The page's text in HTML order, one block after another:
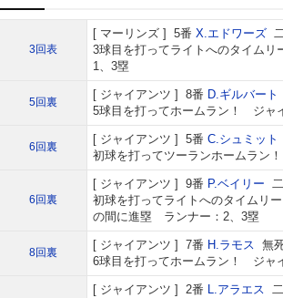
3回表
マーリンズ 5番 X.エドワーズ
3球目を打ってライトへのタイム
1、3塁
5回裏
ジャイアンツ 8番 D.ギルバート
5球目を打ってホームラン！ ジャ
6回裏
ジャイアンツ 5番 C.シュミット
初球を打ってツーランホームラン
6回裏
ジャイアンツ 9番 P.ベイリー
初球を打ってライトへのタイムリ
の間に進塁 ランナー：2、3塁
8回裏
ジャイアンツ 7番 H.ラモス 無
6球目を打ってホームラン！ ジャ
ジャイアンツ 2番 L.アラエス